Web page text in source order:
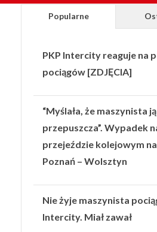
Popularne
PKP Intercity reaguje na
pociągów [ZDJĘCIA]
“Myślała, że maszynista ją
przepuszcza”. Wypadek
przejeździe kolejowym
Poznań – Wolsztyn
Nie żyje maszynista
Intercity. Miał zawał